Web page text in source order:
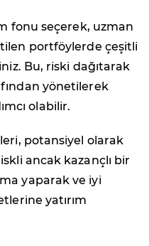
fonu seçerek, uzman
portföylerde çeşitli
Bu, riski dağıtarak
yönetilerek
olabilir.
potansiyel olarak
ancak kazançlı bir
yaparak ve iyi
yatırım